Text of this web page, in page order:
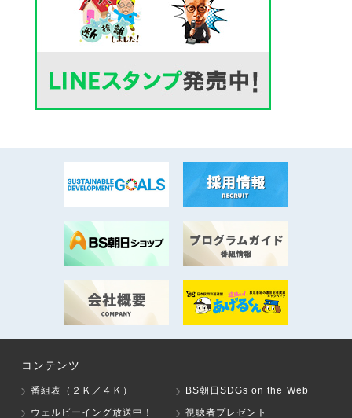
コンテンツ
番組表（２Ｋ／４Ｋ）
BS朝日SDGs on the Web
ウェルビーイング放送中！
視聴者プレゼント